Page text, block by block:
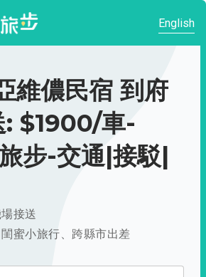
English
維儂民宿 到府
: $1900/車-
步-交通|接駁|
接送
蜜小旅行、跨縣市出差